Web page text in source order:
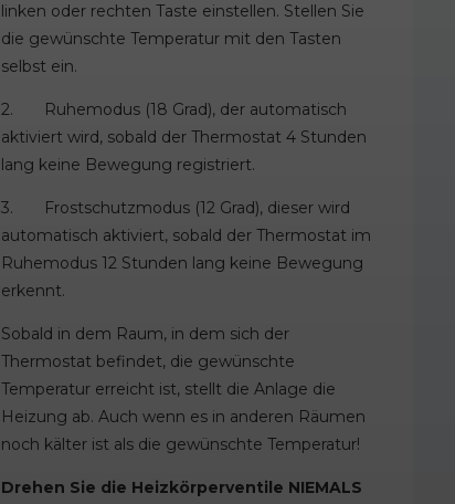
linken oder rechten Taste einstellen. Stellen Sie
die gewünschte Temperatur mit den Tasten
selbst ein.
2. Ruhemodus (18 Grad), der automatisch
aktiviert wird, sobald der Thermostat 4 Stunden
lang keine Bewegung registriert.
3. Frostschutzmodus (12 Grad), dieser wird
automatisch aktiviert, sobald der Thermostat im
Ruhemodus 12 Stunden lang keine Bewegung
erkennt.
Sobald in dem Raum, in dem sich der
Thermostat befindet, die gewünschte
Temperatur erreicht ist, stellt die Anlage die
Heizung ab. Auch wenn es in anderen Räumen
noch kälter ist als die gewünschte Temperatur!
Drehen Sie die Heizkörperventile NIEMALS